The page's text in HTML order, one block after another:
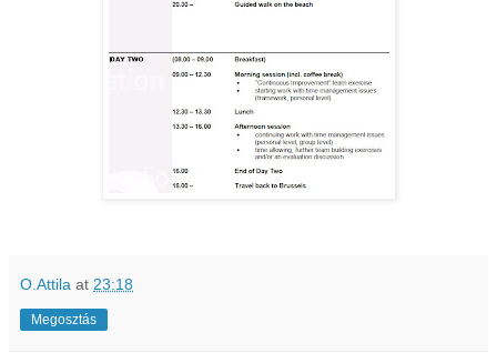
O.Attila at 23:18
Megosztás